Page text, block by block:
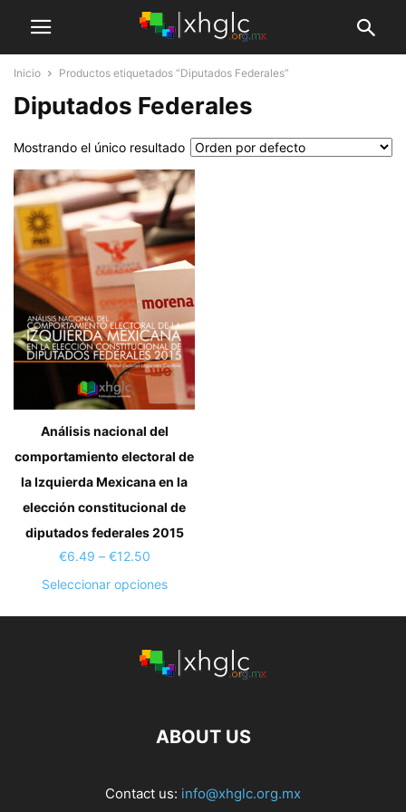
Inicio Productos etiquetados “Diputados Federales”
Diputados Federales
Mostrando el único resultado
Análisis nacional del
comportamiento electoral de
la Izquierda Mexicana en la
elección constitucional de
diputados federales 2015
€6.49 – €12.50Price
through
Seleccionar opcionesEste
múltiples
variantes.
se
en
ABOUT US
Contact us: info@xhglc.org.mx